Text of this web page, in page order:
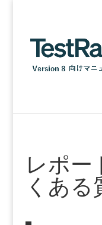
レポー
くある